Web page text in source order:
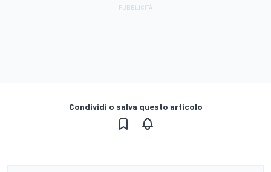
Condividi o salva questo articolo